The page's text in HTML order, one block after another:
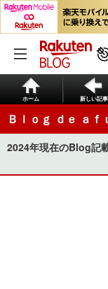
ホーム 新しい記事
Ｂｌｏｇ ｄｅ ａｆ
2024年現在のBlog記